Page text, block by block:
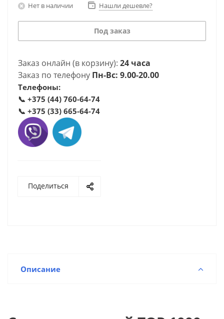
Нет в наличии Нашли дешевле?
Под заказ
Заказ онлайн (в корзину): 24 часа
Заказ по телефону Пн-Вс: 9.00-20.00
Телефоны:
📞 +375 (44) 760-64-74
📞 +375 (33) 665-64-74
Поделиться
Описание